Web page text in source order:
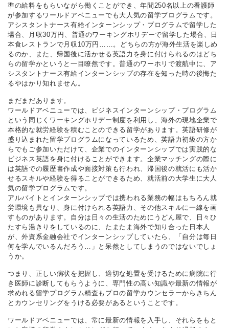
準の給料をもらいながら働くことができ、年間250名以上の看護師
が参加するワールドアベニューでも大人気の留学プログラムです。
アシスタントナース有給インターンシップ・プログラムで留学した
場合、月収30万円、普通のワーキングホリデーで留学した場合、日
本食レストランで月収10万円……。どちらの方が海外生活を楽しめ
るのか、また、帰国後に活かせる英語力を身に付けられるのはどち
らの留学かというと一目瞭然です。普通のワーホリで渡航中に、ア
シスタントナース有給インターンシップの存在を知った時の後悔た
るやはかり知れません。
まだまだあります。
ワールドアベニューでは、ビジネスインターンシップ・プログラム
という同じくワーキングホリデー制度を利用し、海外の現地企業で
本格的な就労経験を積むことのできる留学があります。英語研修が
盛り込まれた留学プログラムになっているため、英語力初級の方か
らでもご参加いただけて、企業でのインターンシップでは実践的な
ビジネス英語を身に付けることができます。企業マッチングの際に
は英語での履歴書作成や面接対策も行われ、帰国後の就活にも活か
せるスキルや経験を得ることができるため、就活前の大学生に大人
気の留学プログラムです。
アルバイトとインターンシップでは携われる業務の幅はもちろん就
労環境も異なり、身に付けられる英語力、その他スキルに一線を画
すものがあります。自分は日々の生活のためにうどん屋で、日々ひ
たすら湯きりをしているのに、たまたま海外で知り合った日本人
が、外資系金融会社でインターンシップしていたら、「自分は毎日
何を学んでいるんだろう…」と呆然としてしまうのではないでしょ
うか。
つまり、正しい病状を把握し、適切な処置を受けるために病院に行
き医師に診断してもらうように、専門性の高い知識や最新の情報が
求めれる留学プログラム精査もプロの留学カウンセラーからきちん
とカウンセリングをうける必要があるということです。
ワールドアベニューでは、常に最新の情報を入手し、それらをもと